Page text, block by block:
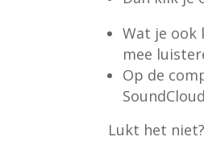
Wat je ook
mee
Op de
Lukt het